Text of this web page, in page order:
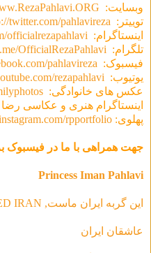
وبسایت:
توییتر: twitter.com/pahlavireza
اینستاگرام: officialrezapahlavi
تلگرام: OfficialRezaPahlavi
فیسبوک: pahlavireza
یوتیوب: rezapahlavi
عکس های خانوادگی:
اینستاگرام هنری و عکاسی رضا
پهلوی: rpportfolio
جهت همراهی با ما در فیسبوک
Princess Iman Pahlavi
این گربه ایران ماست, OUR BELOVED IRAN
عاشقان ایران